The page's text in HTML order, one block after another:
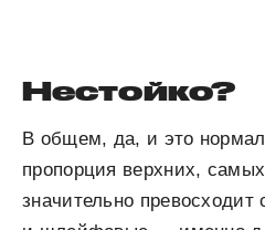
Нестойко?
В общем, да, и это
пропорция верхних,
значительно превосходит